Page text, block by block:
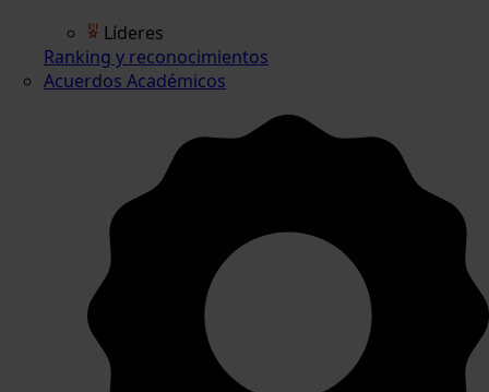
Líderes
Ranking y reconocimientos
Acuerdos Académicos